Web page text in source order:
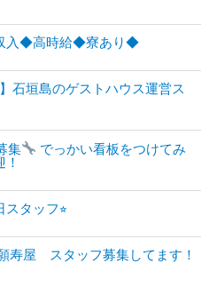
入◆高時給◆寮あり◆
石垣島のゲストハウス運営ス
集
でっかい看板をつけてみ
タッフ⭐︎
寿屋 スタッフ募集してます！